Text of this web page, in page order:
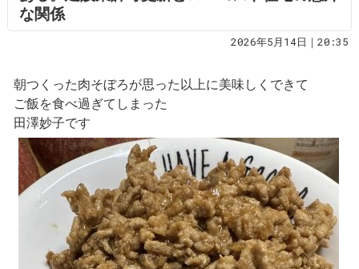
な関係
2026年5月14日｜20:35
朝つくった肉そぼろが思った以上に美味しくできて
ご飯を食べ過ぎてしまった
田澤妙子です